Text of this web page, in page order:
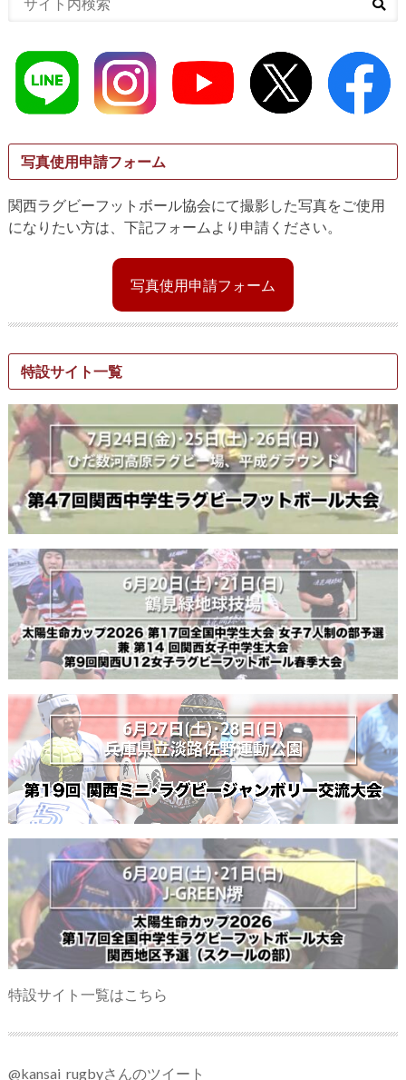
写真使用申請フォーム
関西ラグビーフットボール協会にて撮影した写真をご使用
になりたい方は、下記フォームより申請ください。
写真使用申請フォーム
特設サイト一覧
特設サイト一覧はこちら
@kansai_rugbyさんのツイート